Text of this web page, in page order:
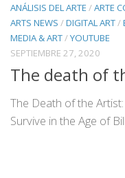
ANÁLISIS DEL ARTE /ARTE
ARTS NEWS /DIGITAL ART/
MEDIA & ART/YOUTUBE
SEPTIEMBRE 27, 2020
The death of
The Death of the
Survive in the Age of